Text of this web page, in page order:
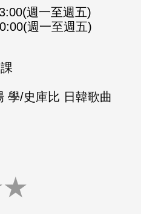
週一至週五)
週一至週五)
學/史庫比 日韓歌曲
★